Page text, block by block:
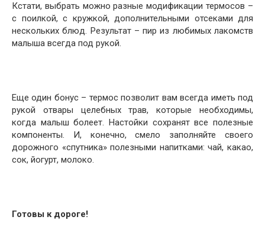
Кстати, выбрать можно разные модификации термосов –
с поилкой, с кружкой, дополнительными отсеками для
нескольких блюд. Результат – пир из любимых лакомств
малыша всегда под рукой.
Еще один бонус – термос позволит вам всегда иметь под
рукой отвары целебных трав, которые необходимы,
когда малыш болеет. Настойки сохранят все полезные
компоненты. И, конечно, смело заполняйте своего
дорожного «спутника» полезными напитками: чай, какао,
сок, йогурт, молоко.
Готовы к дороге!